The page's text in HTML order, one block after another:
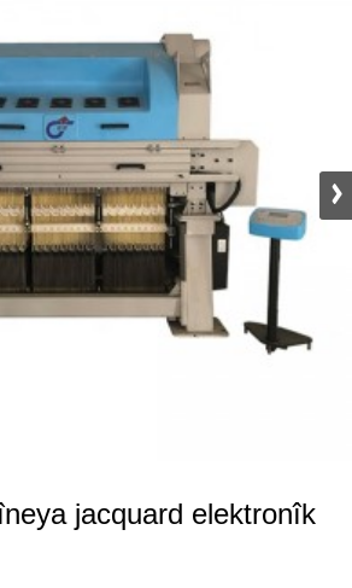
jacquard elektronîk